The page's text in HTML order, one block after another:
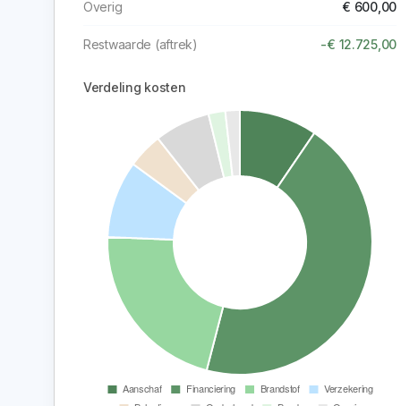
Overig € 600,00
Restwaarde (aftrek) -€ 12.725,00
Verdeling kosten